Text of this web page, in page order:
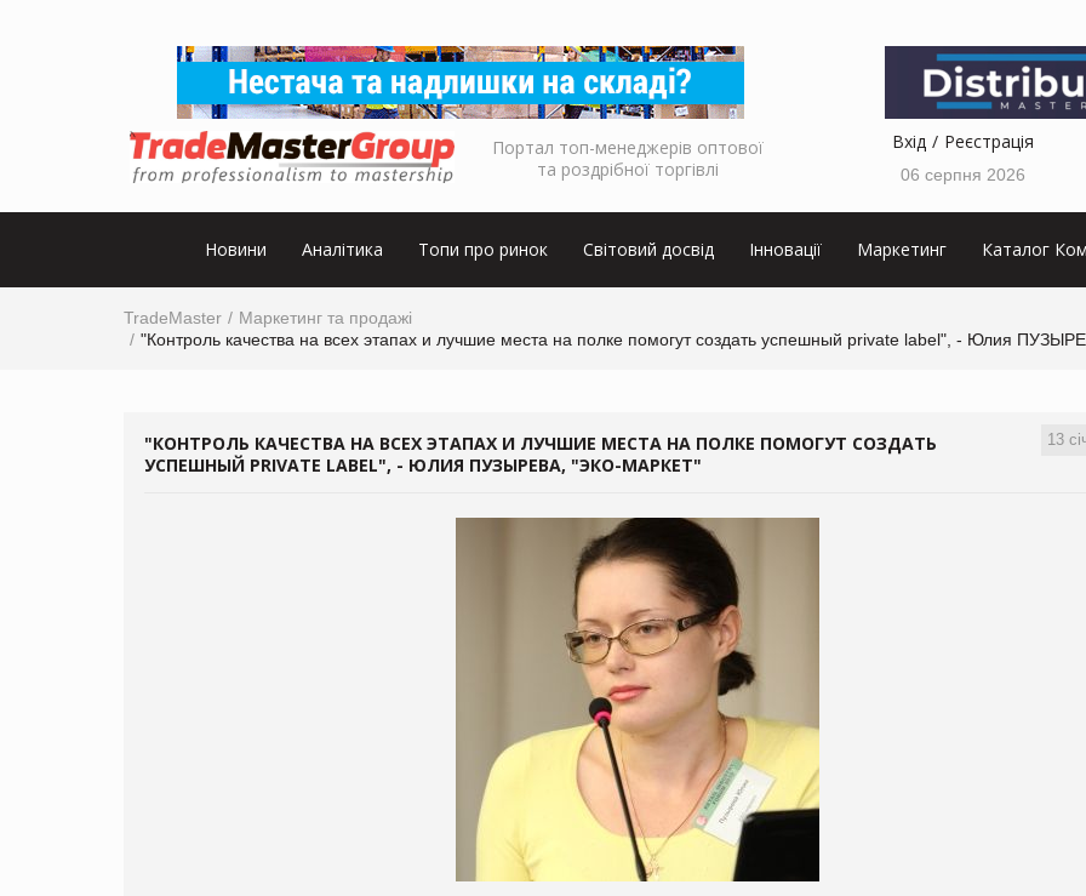
Портал топ-менеджерів оптової
та роздрібної торгівлі
Вхід Реєстрація
06 серпня 2026
Новини Аналітика Топи про ринок Світовий досвід Інновації Маркетинг Каталог
TradeMaster
Маркетинг та продажі
"Контроль качества на всех этапах и лучшие места на полке помогут создать успешный private label", - Юлия
13
"КОНТРОЛЬ КАЧЕСТВА НА ВСЕХ ЭТАПАХ И ЛУЧШИЕ МЕСТА НА ПОЛКЕ ПОМОГУТ СОЗДАТЬ
УСПЕШНЫЙ PRIVATE LABEL", - ЮЛИЯ ПУЗЫРЕВА, "ЭКО-МАРКЕТ"